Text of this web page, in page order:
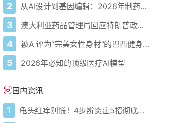
2 从AI设计到基因编辑：2026年制药领域重大突破
3 澳大利亚药品管理局回应特朗普政府准备宣布自闭症重磅消息
4 被AI评为“完美女性身材”的巴西健身模特
5 2026年必知的顶级医疗AI模型
国内资讯
1 龟头红痒别慌！4步辨炎症5招彻底防复发